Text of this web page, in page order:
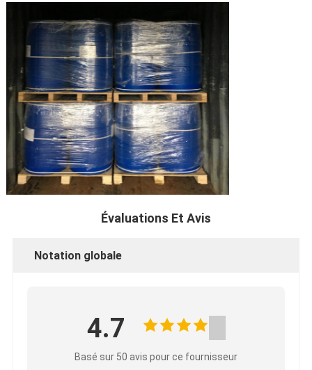
Évaluations Et Avis
Notation globale
4.7
Basé sur 50 avis pour ce fournisseur